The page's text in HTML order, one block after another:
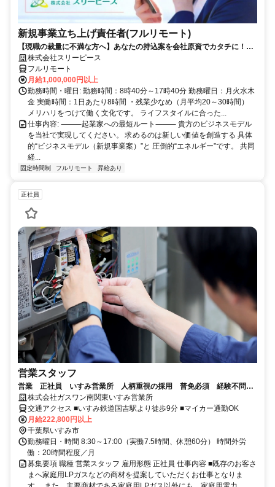
新規事業立ち上げ責任者(フルリモート)
【現職の裁量に不満な方へ】あなたの持込案を会社原資でカタチに！最
短6ヶ月で共同経営者の道へ
株式会社スリーピース
フルリモート
月給1,000,000円以上
勤務時間・曜日: 勤務時間：8時40分～17時40分 勤務曜日：月火水木
金 実働時間：1日あたり8時間 ・残業少なめ（月平均20～30時間）
メリハリをつけて働く文化です。 ライフスタイルに合った...
仕事内容: ⸻起業家への最短ルート⸻ 貴方のビジネスモデル
を当社で実現してください。 求めるのは新しい価値を創造する 具体
的“ビジネスモデル（新規事業案）”と 圧倒的“エネルギー”です。 共同
経...
固定時間制 フルリモート 昇給あり
正社員
営業スタッフ
営業 正社員 いすみ営業所 人柄重視の採用 普免必須 経験不問
手厚い教育体制 年間休日122日
株式会社ガスワン南関東いすみ営業所
交通アクセス ■いすみ鉄道国吉駅より徒歩9分 ■マイカー通勤OK
月給222,800円以上
千葉県いすみ市
勤務曜日・時間 8:30～17:00（実働7.5時間、休憩60分） 時間外労
働：20時間程度／月
募集要項 職種 営業スタッフ 雇用形態 正社員 仕事内容 ■既存のお客さ
まへ家庭用LPガスなどの商材を提案していただくお仕事となりま